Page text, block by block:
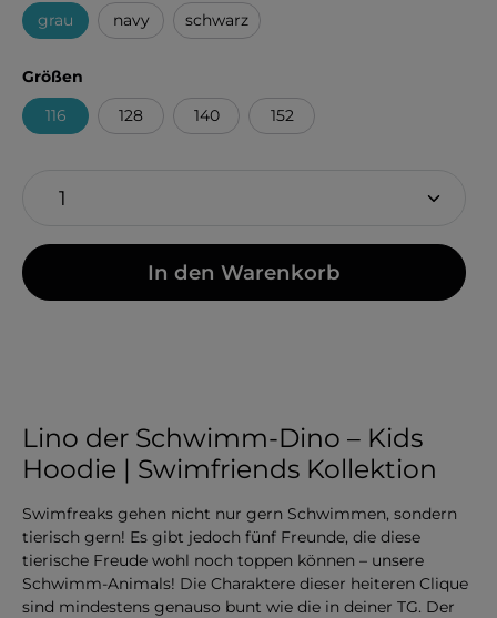
grau
navy schwarz
Größen
116
128 140 152
In den Warenkorb
Lino der Schwimm-Dino – Kids
Hoodie | Swimfriends Kollektion
Swimfreaks gehen nicht nur gern Schwimmen, sondern
tierisch gern! Es gibt jedoch fünf Freunde, die diese
tierische Freude wohl noch toppen können – unsere
Schwimm-Animals! Die Charaktere dieser heiteren Clique
sind mindestens genauso bunt wie die in deiner TG. Der